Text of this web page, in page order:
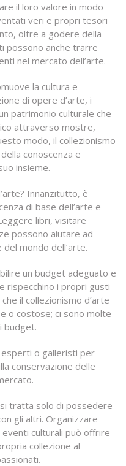
il loro valore in modo
veri e propri tesori
oltre a godere della
possono anche trarre
nel mercato dell’arte.
la cultura e
di opere d’arte, i
patrimonio culturale che
attraverso mostre,
modo, il collezionismo
conoscenza e
insieme.
Innanzitutto, è
di base dell’arte e
libri, visitare
possono aiutare ad
mondo dell’arte.
un budget adeguato e
rispecchino i propri gusti
il collezionismo d’arte
o costose; ci sono molte
budget.
o galleristi per
conservazione delle
tratta solo di possedere
gli altri. Organizzare
culturali può offrire
collezione al